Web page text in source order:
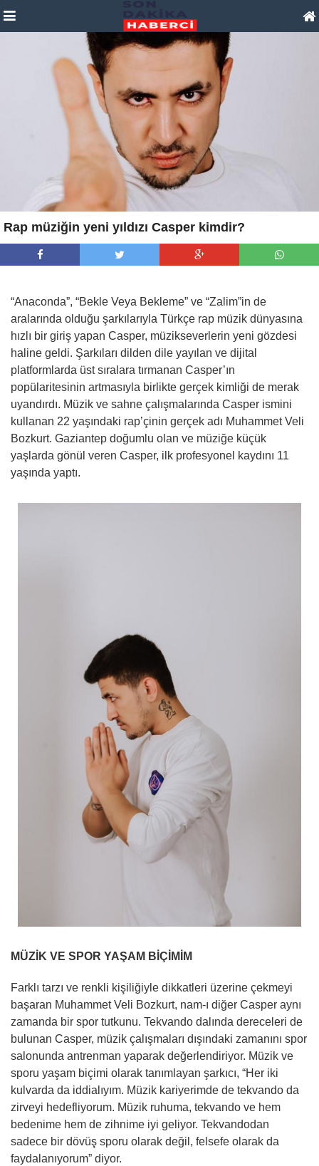
Rap müziğin yeni yıldızı Casper kimdir?
“Anaconda”, “Bekle Veya Bekleme” ve “Zalim”in de
aralarında olduğu şarkılarıyla Türkçe rap müzik dünyasına
hızlı bir giriş yapan Casper, müzikseverlerin yeni gözdesi
haline geldi. Şarkıları dilden dile yayılan ve dijital
platformlarda üst sıralara tırmanan Casper’ın
popülaritesinin artmasıyla birlikte gerçek kimliği de merak
uyandırdı. Müzik ve sahne çalışmalarında Casper ismini
kullanan 22 yaşındaki rap’çinin gerçek adı Muhammet Veli
Bozkurt. Gaziantep doğumlu olan ve müziğe küçük
yaşlarda gönül veren Casper, ilk profesyonel kaydını 11
yaşında yaptı.
MÜZİK VE SPOR YAŞAM BİÇİMİM
Farklı tarzı ve renkli kişiliğiyle dikkatleri üzerine çekmeyi
başaran Muhammet Veli Bozkurt, nam-ı diğer Casper aynı
zamanda bir spor tutkunu. Tekvando dalında dereceleri de
bulunan Casper, müzik çalışmaları dışındaki zamanını spor
salonunda antrenman yaparak değerlendiriyor. Müzik ve
sporu yaşam biçimi olarak tanımlayan şarkıcı, “Her iki
kulvarda da iddialıyım. Müzik kariyerimde de tekvando da
zirveyi hedefliyorum. Müzik ruhuma, tekvando ve hem
bedenime hem de zihnime iyi geliyor. Tekvandodan
sadece bir dövüş sporu olarak değil, felsefe olarak da
faydalanıyorum” diyor.